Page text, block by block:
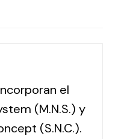
el
(M.N.S.) y
(S.N.C.).